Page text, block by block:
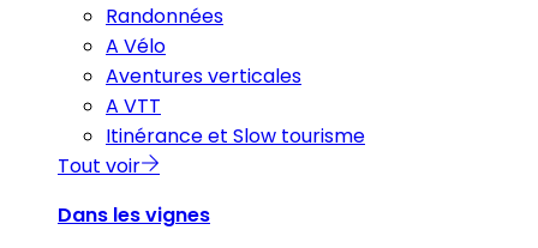
Randonnées
A Vélo
Aventures verticales
A VTT
Itinérance et Slow tourisme
Tout voir
Dans les vignes